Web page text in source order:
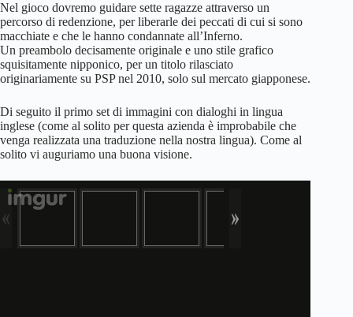
Nel gioco dovremo guidare sette ragazze attraverso un
percorso di redenzione, per liberarle dei peccati di cui si sono
macchiate e che le hanno condannate all’Inferno.
Un preambolo decisamente originale e uno stile grafico
squisitamente nipponico, per un titolo rilasciato
originariamente su PSP nel 2010, solo sul mercato giapponese.
Di seguito il primo set di immagini con dialoghi in lingua
inglese (come al solito per questa azienda è improbabile che
venga realizzata una traduzione nella nostra lingua). Come al
solito vi auguriamo una buona visione.